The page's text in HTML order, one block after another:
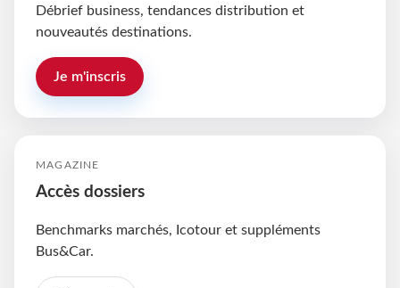
Débrief business, tendances distribution et
nouveautés destinations.
Je m'inscris
MAGAZINE
Accès dossiers
Benchmarks marchés, Icotour et suppléments
Bus&Car.